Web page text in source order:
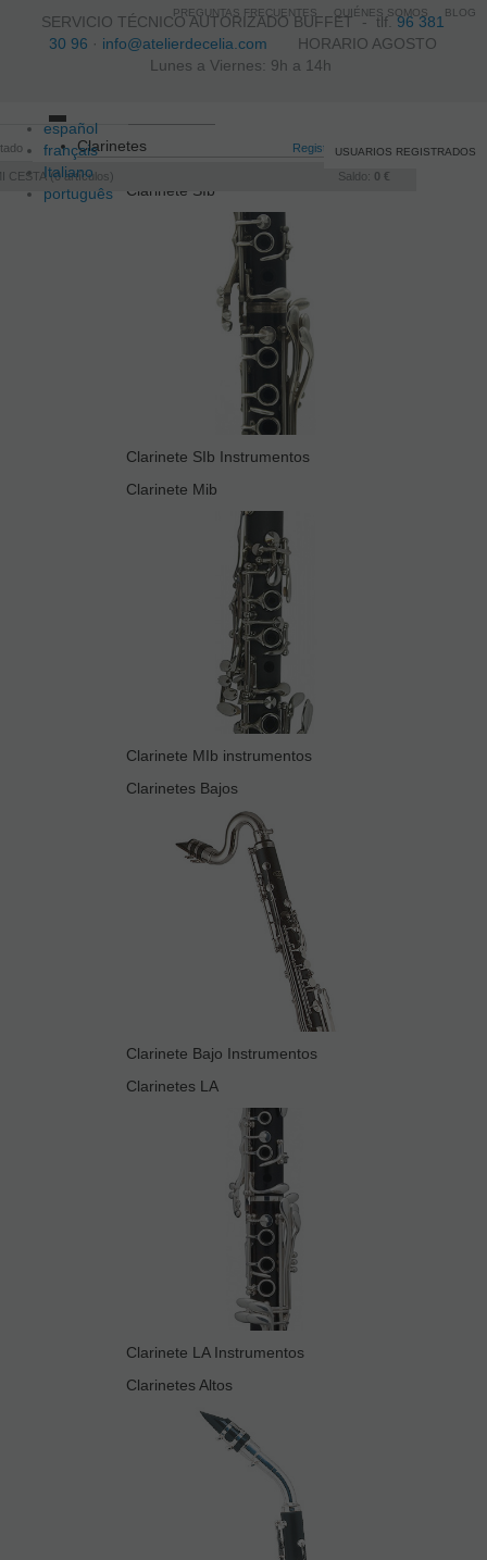
SERVICIO TÉCNICO AUTORIZADO BUFFET -tlf.96 381
30 96 · info@atelierdecelia.com HORARIO AGOSTO
Lunes a Viernes: 9h a 14h
español
français
Italiano
português
Registro /Iniciar sesión
CESTA 0artículos Saldo: 0 €
USUARIOS REGISTRADOS
Toggle
navigation
Clarinetes
Clarinete SIb
Clarinete SIb Instrumentos
Clarinete Mib
Clarinete MIb instrumentos
Clarinetes Bajos
Clarinete Bajo Instrumentos
Clarinetes LA
Clarinete LA Instrumentos
Clarinetes Altos
PREGUNTAS FRECUENTES QUIÉNES SOMOS BLOG